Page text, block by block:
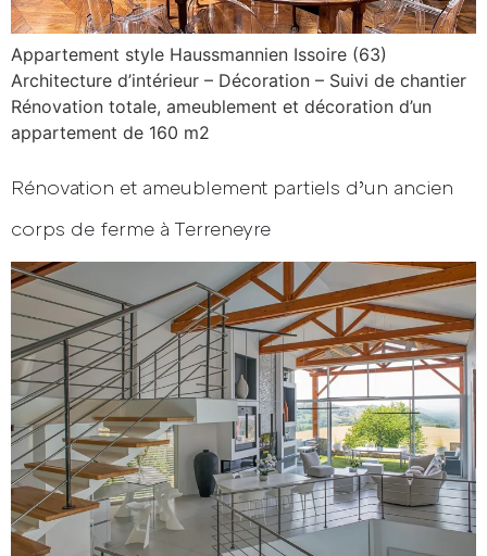
Appartement style Haussmannien Issoire (63)
Architecture d’intérieur – Décoration – Suivi de chantier
Rénovation totale, ameublement et décoration d’un
appartement de 160 m2
Rénovation et ameublement partiels d’un ancien
corps de ferme à Terreneyre